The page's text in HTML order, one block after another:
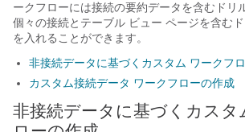
ークフローには接続の要約データを含むドリ
個々の接続とテーブル ビュー ページを含む
を入れることができます。
非接続データに基づくカスタム ワークフ
カスタム接続データ ワークフローの作成
非接続データに基づくカスタ